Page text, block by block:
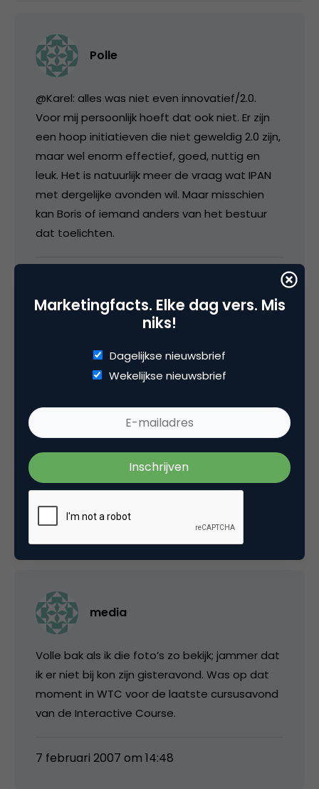
Polle
@Karel: alles was niet even innovatief/2.0.
Voor mij persoonlijk hoeft dat ook niet. Er zijn
een hoop initiatieven die niet geweldig 2.0 zijn,
maar wel enorm effectief, goed, nuttig en
leuk. Het is natuurlijk meer de vraag wat IPAN
met dergelijke avonden wil. Maar misschien
kan Boris of iemand anders van het bestuur
dat toelichten.
Jeroen Baas
Ik zie ook mooie samenwerkingsverbanden
ontstaan. Wellicht dat Hyves interesse heeft
tenslotte al zoiets, maar dat komt nog niet
helemaal los he..
7 februari 2007 om 14:29
media
Volle bak als ik die foto’s zo bekijk; jammer dat
ik er niet bij kon zijn gisteravond. Was op dat
moment in WTC voor de laatste cursusavond
van de Interactive Course.
7 februari 2007 om 14:48
Marketingfacts. Elke dag vers. Mis
niks!
Dagelijkse nieuwsbrief
Wekelijkse nieuwsbrief